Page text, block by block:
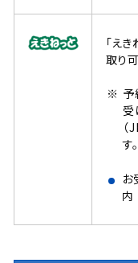
「え
取り
予
受
す。
お
内